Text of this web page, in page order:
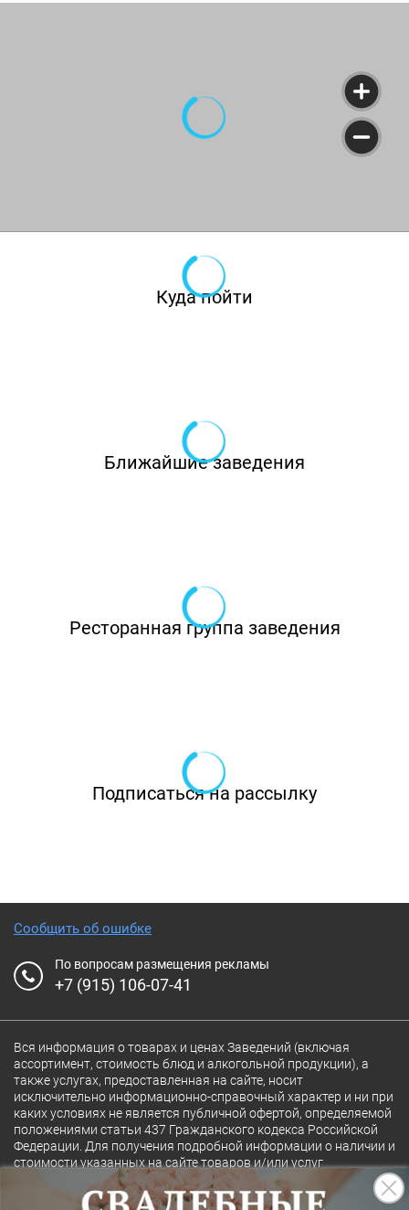
Куда пойти
Ближайшие заведения
Ресторанная группа заведения
Подписаться на рассылку
Сообщить об ошибке
По вопросам размещения рекламы
+7 (915) 106-07-41
Вся информация о товарах и ценах Заведений (включая
ассортимент, стоимость блюд и алкогольной продукции), а
также услугах, предоставленная на сайте, носит
исключительно информационно-справочный характер и ни при
каких условиях не является публичной офертой, определяемой
положениями статьи 437 Гражданского кодекса Российской
Федерации. Для получения подробной информации о наличии и
стоимости указанных на сайте товаров и/или услуг
конкретного Заведения обращайтесь непосредственно в